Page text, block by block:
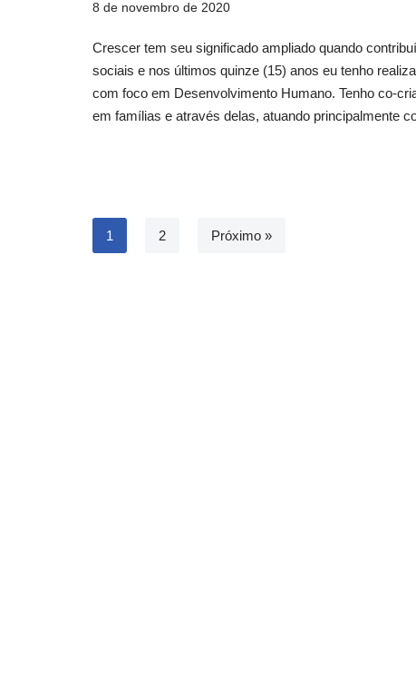
8 de novembro de 2020
Crescer tem seu significado ampliado quando
sociais e nos últimos quinze (15) anos eu tenho
com foco em Desenvolvimento Humano. Tenho co-
em famílias e através delas, atuando principalmente
1 2 Próximo »